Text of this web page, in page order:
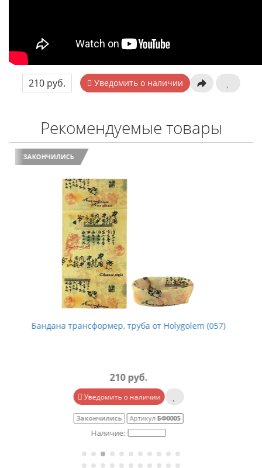
210 руб. Уведомить о наличии
Рекомендуемые товары
Бандана трансформер, труба от Holygolem (016)
210 руб.
В корзину
В наличии АртикулБФ0007